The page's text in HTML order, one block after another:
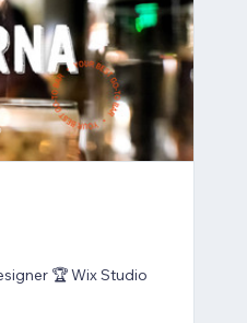
🏆 Wix Studio